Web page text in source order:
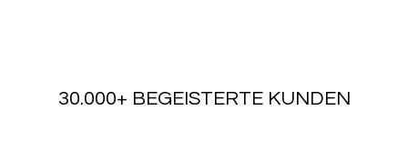
30.000+ BEGEISTERTE KUNDEN